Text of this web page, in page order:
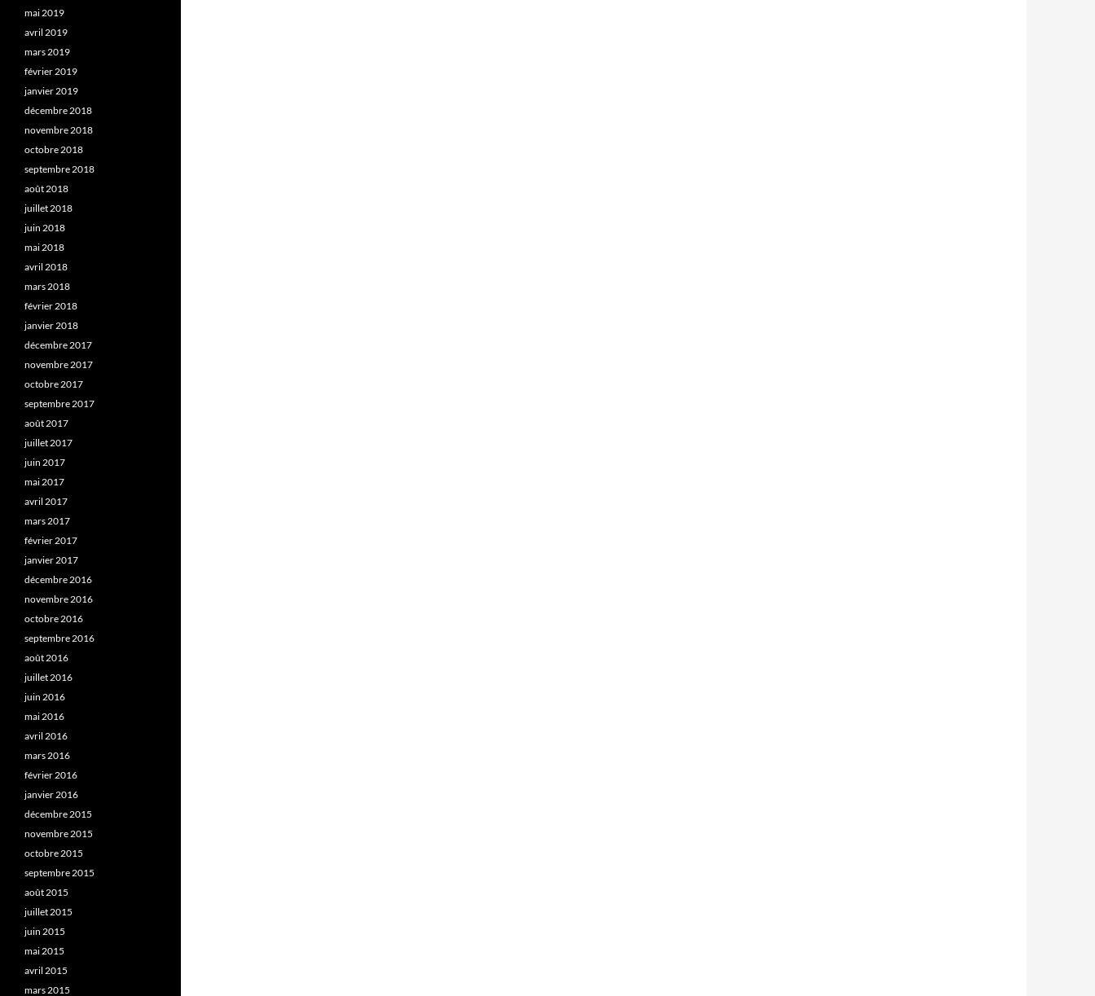
mai 2019
avril 2019
mars 2019
février 2019
janvier 2019
décembre 2018
novembre 2018
octobre 2018
septembre 2018
août 2018
juillet 2018
juin 2018
mai 2018
avril 2018
mars 2018
février 2018
janvier 2018
décembre 2017
novembre 2017
octobre 2017
septembre 2017
août 2017
juillet 2017
juin 2017
mai 2017
avril 2017
mars 2017
février 2017
janvier 2017
décembre 2016
novembre 2016
octobre 2016
septembre 2016
août 2016
juillet 2016
juin 2016
mai 2016
avril 2016
mars 2016
février 2016
janvier 2016
décembre 2015
novembre 2015
octobre 2015
septembre 2015
août 2015
juillet 2015
juin 2015
mai 2015
avril 2015
mars 2015